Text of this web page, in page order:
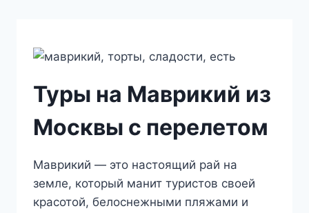
Туры на Маврикий из
Москвы с перелетом
Маврикий — это настоящий рай на
земле, который манит туристов своей
красотой, белоснежными пляжами и